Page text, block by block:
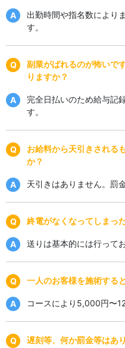
出勤時間や指名数により
す。
副業がばれるのが怖いで
りますか？
完全日払いのため給与記
す。
お給料から天引きされる
か？
天引きはありません。罰
終電がなくなってしまっ
送りは基本的には行って
一人のお客様を施術する
コースにより5,000円〜
遅刻等、何か罰金等はあ